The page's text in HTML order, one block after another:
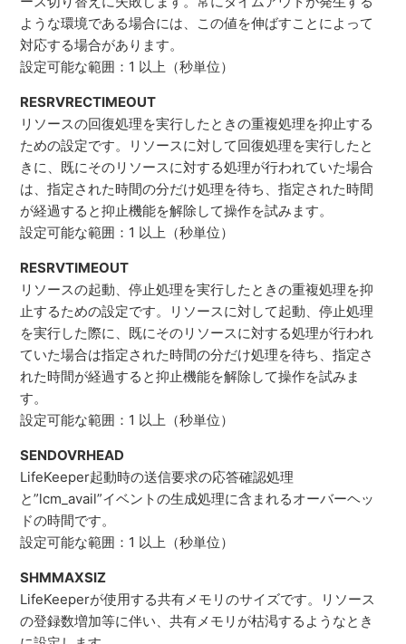
ような環境である場合には、この値を伸ばすことによって
対応する場合があります。
設定可能な範囲：1 以上（秒単位）
RESRVRECTIMEOUT
リソースの回復処理を実行したときの重複処理を抑止する
ための設定です。リソースに対して回復処理を実行したと
きに、既にそのリソースに対する処理が行われていた場合
は、指定された時間の分だけ処理を待ち、指定された時間
が経過すると抑止機能を解除して操作を試みます。
設定可能な範囲：1 以上（秒単位）
RESRVTIMEOUT
リソースの起動、停止処理を実行したときの重複処理を抑
止するための設定です。リソースに対して起動、停止処理
を実行した際に、既にそのリソースに対する処理が行われ
ていた場合は指定された時間の分だけ処理を待ち、指定さ
れた時間が経過すると抑止機能を解除して操作を試みま
す。
設定可能な範囲：1 以上（秒単位）
SENDOVRHEAD
LifeKeeper起動時の送信要求の応答確認処理
と”lcm_avail”イベントの生成処理に含まれるオーバーヘッ
ドの時間です。
設定可能な範囲：1 以上（秒単位）
SHMMAXSIZ
LifeKeeperが使用する共有メモリのサイズです。リソース
の登録数増加等に伴い、共有メモリが枯渇するようなとき